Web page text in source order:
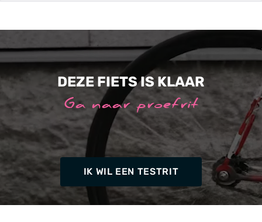
DEZE FIETS IS KLAAR
Ga naar proefrit
IK WIL EEN TESTRIT